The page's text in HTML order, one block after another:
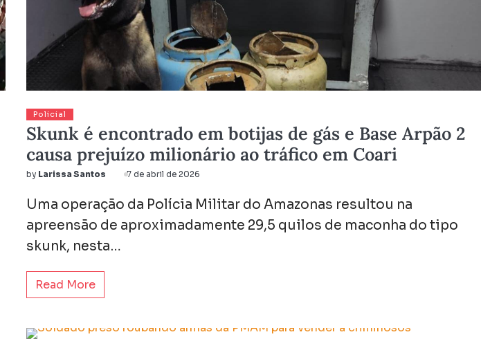
Policial
Skunk é encontrado em botijas de gás e Base Arpão 2
causa prejuízo milionário ao tráfico em Coari
by Larissa Santos 7 de abril de 2026
Uma operação da Polícia Militar do Amazonas resultou na
apreensão de aproximadamente 29,5 quilos de maconha do tipo
skunk, nesta…
Read More